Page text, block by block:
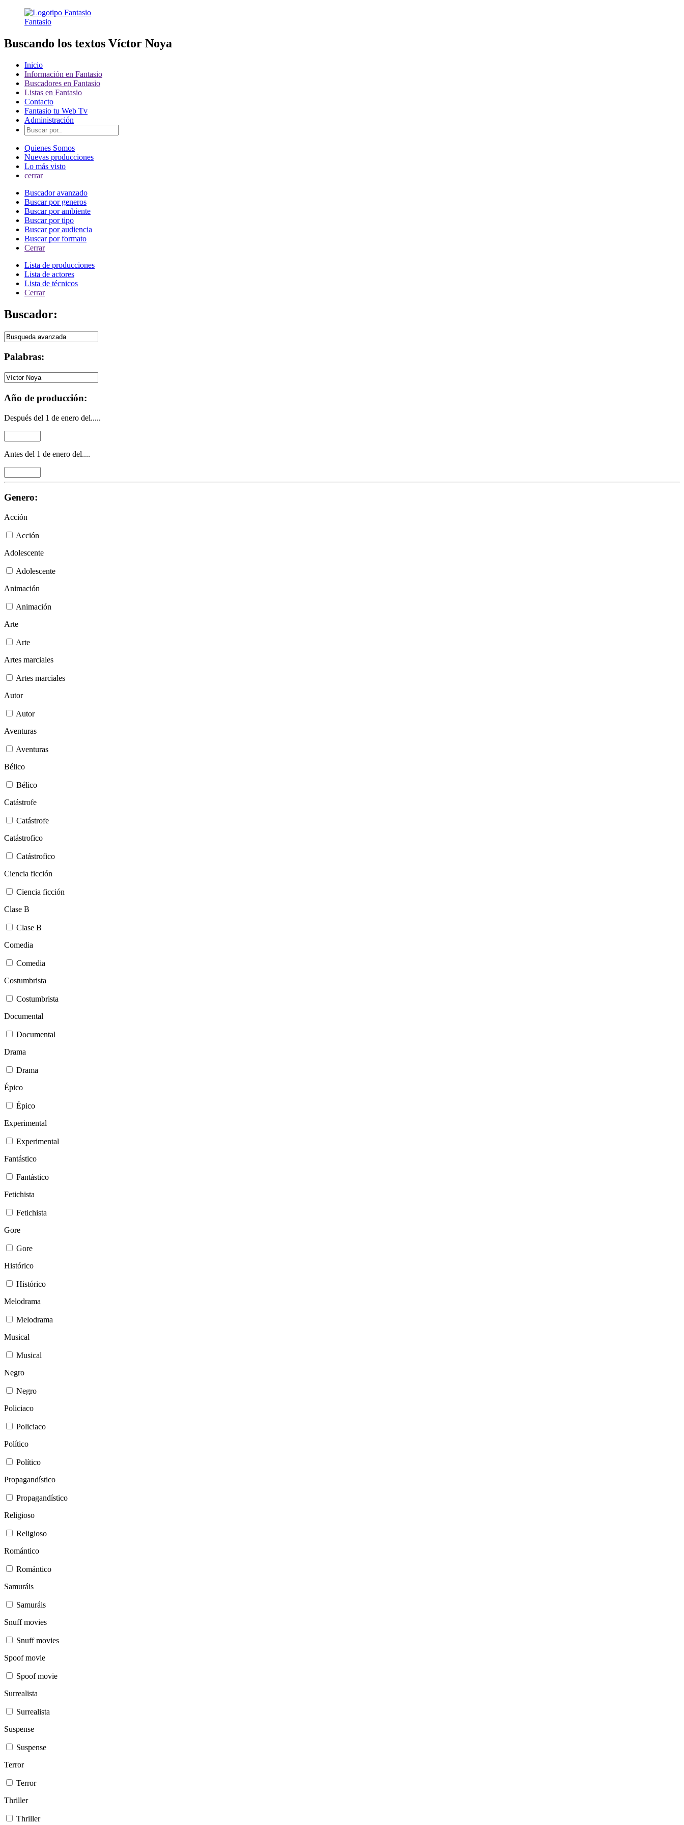
Fantasio
Buscando los textos Víctor Noya
Inicio
Información en Fantasio
Buscadores en Fantasio
Listas en Fantasio
Contacto
Fantasio tu Web Tv
Administración
Quienes Somos
Nuevas producciones
Lo más visto
cerrar
Buscador avanzado
Buscar por generos
Buscar por ambiente
Buscar por tipo
Buscar por audiencia
Buscar por formato
Cerrar
Lista de producciones
Lista de actores
Lista de técnicos
Cerrar
Buscador:
Palabras:
Año de producción:
Después del 1 de enero del.....
Antes del 1 de enero del....
Genero:
Acción
Acción
Adolescente
Adolescente
Animación
Animación
Arte
Arte
Artes marciales
Artes marciales
Autor
Autor
Aventuras
Aventuras
Bélico
Bélico
Catástrofe
Catástrofe
Catástrofico
Catástrofico
Ciencia ficción
Ciencia ficción
Clase B
Clase B
Comedia
Comedia
Costumbrista
Costumbrista
Documental
Documental
Drama
Drama
Épico
Épico
Experimental
Experimental
Fantástico
Fantástico
Fetichista
Fetichista
Gore
Gore
Histórico
Histórico
Melodrama
Melodrama
Musical
Musical
Negro
Negro
Policiaco
Policiaco
Político
Político
Propagandístico
Propagandístico
Religioso
Religioso
Romántico
Romántico
Samuráis
Samuráis
Snuff movies
Snuff movies
Spoof movie
Spoof movie
Surrealista
Surrealista
Suspense
Suspense
Terror
Terror
Thriller
Thriller